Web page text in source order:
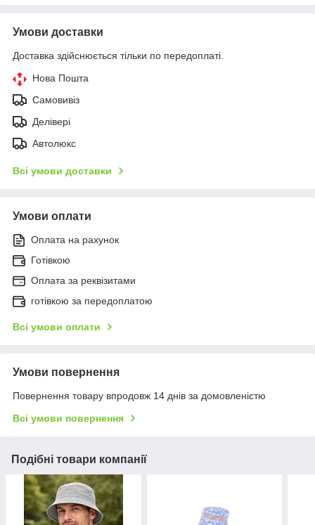
Умови доставки
Доставка здійснюється тільки по передоплаті.
Нова Пошта
Самовивіз
Делівері
Автолюкс
Всі умови доставки
Умови оплати
Оплата на рахунок
Готівкою
Оплата за реквізитами
готівкою за передоплатою
Всі умови оплати
Умови повернення
Повернення товару впродовж 14 днів за домовленістю
Всі умови повернення
Подібні товари компанії